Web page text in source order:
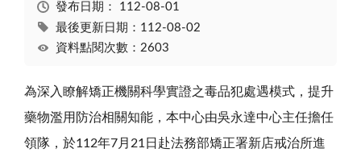
發布日期： 112-08-01
最後更新日期：112-08-02
資料點閱次數：2603
為深入瞭解矯正機關科學實證之毒品犯處遇模式，提升
藥物濫用防治相關知能，本中心由吳永達中心主任擔任
領隊，於112年7月21日赴法務部矯正署新店戒治所進